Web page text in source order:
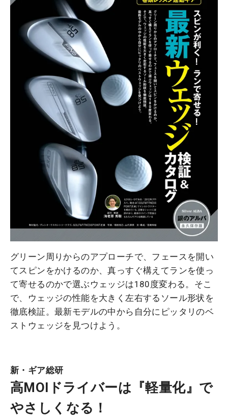
グリーン周りからのアプローチで、フェースを開い
てスピンをかけるのか、真っすぐ構えてランを使っ
て寄せるのかで選ぶウェッジは180度変わる。そこ
で、ウェッジの性能を大きく左右するソール形状を
徹底検証。最新モデルの中から自分にピッタリのベ
ストウェッジを見つけよう。
新・ギア総研
高MOIドライバーは『軽量化』で
やさしくなる！